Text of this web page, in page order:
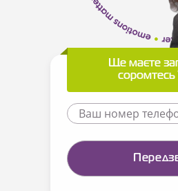
Ще маєте
соромтесь